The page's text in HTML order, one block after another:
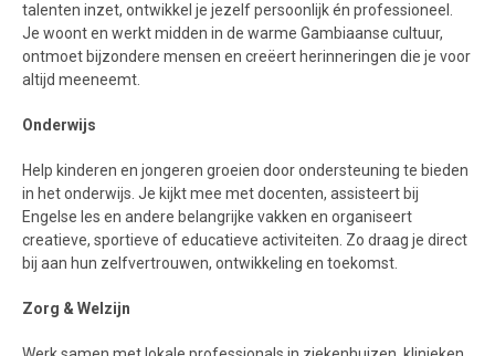
talenten inzet, ontwikkel je jezelf persoonlijk én professioneel.
Je woont en werkt midden in de warme Gambiaanse cultuur,
ontmoet bijzondere mensen en creëert herinneringen die je voor
altijd meeneemt.
Onderwijs
Help kinderen en jongeren groeien door ondersteuning te bieden
in het onderwijs. Je kijkt mee met docenten, assisteert bij
Engelse les en andere belangrijke vakken en organiseert
creatieve, sportieve of educatieve activiteiten. Zo draag je direct
bij aan hun zelfvertrouwen, ontwikkeling en toekomst.
Zorg & Welzijn